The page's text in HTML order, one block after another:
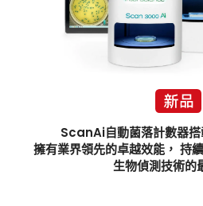
ScanAi自動菌落計數器搭
擁有業界領先的卓越效能， 持
生物偵測技術的